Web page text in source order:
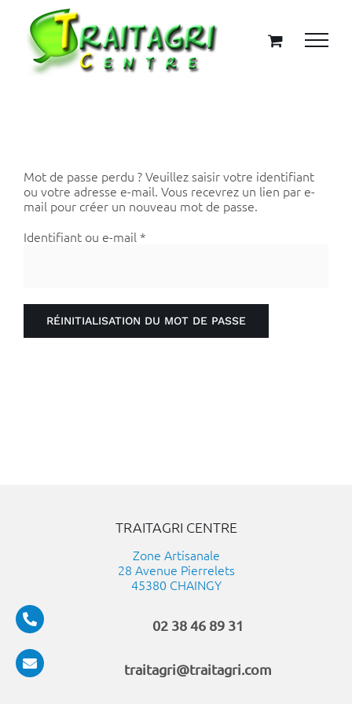
contenu
Mot de passe perdu ? Veuillez saisir votre identifiant
ou votre adresse e-mail. Vous recevrez un lien par e-
mail pour créer un nouveau mot de passe.
Identifiant ou e-mail *Obligatoire
RÉINITIALISATION DU MOT DE PASSE
TRAITAGRI CENTRE
Zone Artisanale
28 Avenue Pierrelets
45380 CHAINGY
02 38 46 89 31
traitagri@traitagri.com